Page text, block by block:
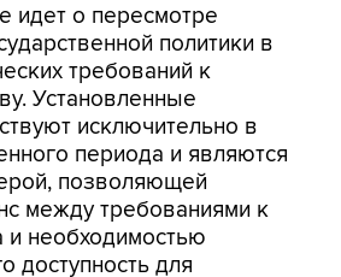
идет о пересмотре
политики в
требований к
Установленные
исключительно в
периода и являются
позволяющей
между требованиями к
и необходимостью
доступность для